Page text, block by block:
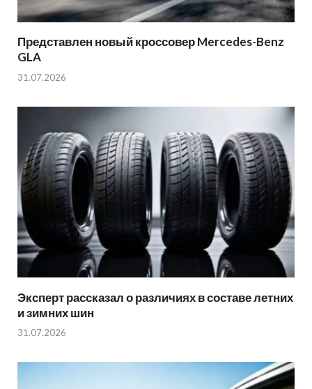
Представлен новый кроссовер Mercedes-Benz
GLA
31.07.2026
Эксперт рассказал о различиях в составе летних
и зимних шин
31.07.2026